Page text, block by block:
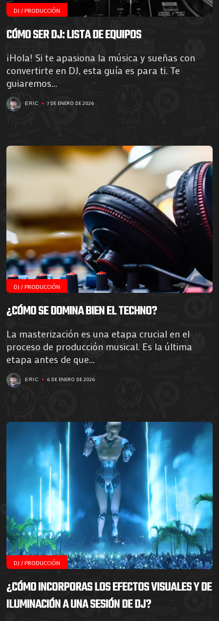
DJ / PRODUCCIÓN
CÓMO SER DJ: LISTA DE EQUIPOS
¡Hola! Si te apasiona la música y sueñas con
convertirte en DJ, esta guía es para ti. Te
guiaremos...
ERIC 7 DE ENERO DE 2026
DJ / PRODUCCIÓN
¿CÓMO SE DOMINA BIEN EL TECHNO?
La masterización es una etapa crucial en el
proceso de producción musical. Es la última
etapa antes de que...
ERIC 6 DE ENERO DE 2026
DJ / PRODUCCIÓN
¿CÓMO INCORPORAS LOS EFECTOS VISUALES Y DE
ILUMINACIÓN A UNA SESIÓN DE DJ?